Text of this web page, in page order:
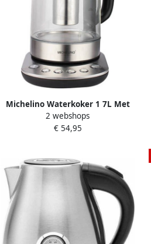
Michelino Waterkoker 1 7L Met
temperatuurregelaar Theefilter
LED verlichting Zilver
2 webshops
€ 54,95